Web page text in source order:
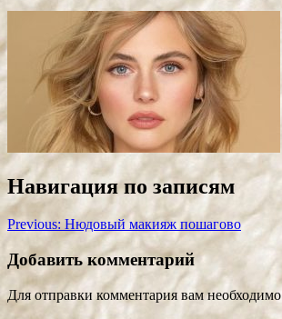
Навигация по записям
Previous: Нюдовый макияж пошагово
Добавить комментарий
Для отправки комментария вам необходимо